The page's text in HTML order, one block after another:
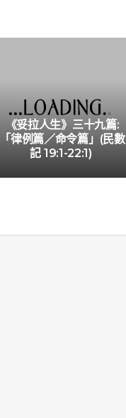
《妥拉人生》三十九篇:
「律例篇／命令篇」(民數
記 19:1-22:1)